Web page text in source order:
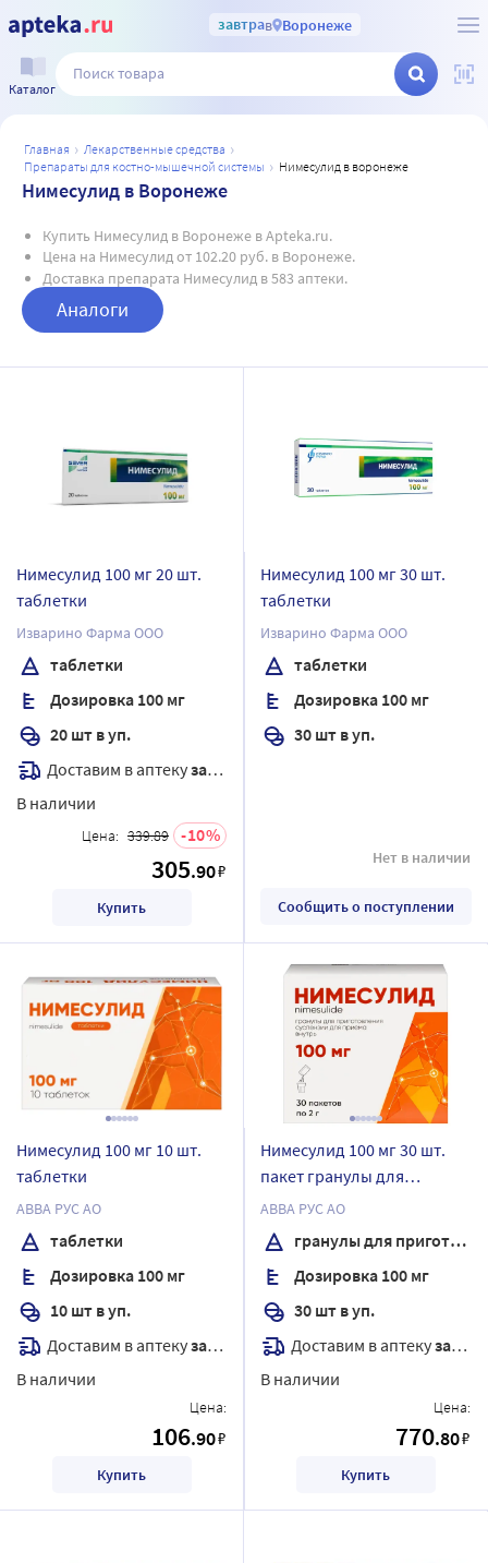
завтрав Воронеже
Каталог
главная
лекарственные средства
препараты для костно-мышечной системы
нимесулид в воронеже
Нимесулид в Воронеже
Купить Нимесулид в Воронеже в Apteka.ru.
Цена на Нимесулид от 102.20 руб. в Воронеже.
Доставка препарата Нимесулид в 583 аптеки.
Аналоги
Нимесулид 100 мг 20 шт.
таблетки
Изварино Фарма ООО
таблетки
Дозировка 100 мг
20 шт в уп.
Доставим в аптекузавтра
В наличии
Цена: 339.89 10
305.90₽
Купить
Нимесулид 100 мг 30 шт.
таблетки
Изварино Фарма ООО
таблетки
Дозировка 100 мг
30 шт в уп.
Нет в наличии
Сообщить о поступлении
Нимесулид 100 мг 10 шт.
таблетки
АВВА РУС АО
таблетки
Дозировка 100 мг
10 шт в уп.
Доставим в аптекузавтра
В наличии
Цена:
106.90₽
Купить
Нимесулид 100 мг 30 шт.
пакет гранулы для
приготовления суспензии
для приема внутрь 2 гр
АВВА РУС АО
гранулы для приготовления суспензии
Дозировка 100 мг
30 шт в уп.
Доставим в аптекузавтра
В наличии
Цена:
770.80₽
Купить